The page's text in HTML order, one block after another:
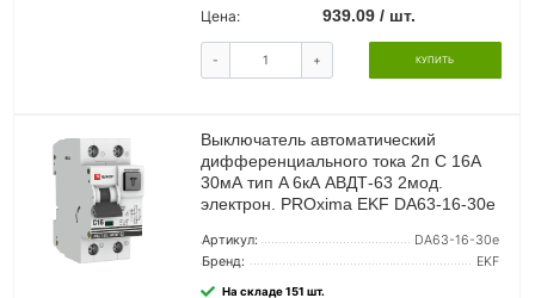
Цена: 939.09 / шт.
- + КУПИТЬ
Выключатель автоматический
дифференциального тока 2п C 16А
30мА тип A 6кА АВДТ-63 2мод.
электрон. PROxima EKF DA63-16-30e
Артикул:
DA63-16-30e
Бренд:
EKF
На складе 151 шт.